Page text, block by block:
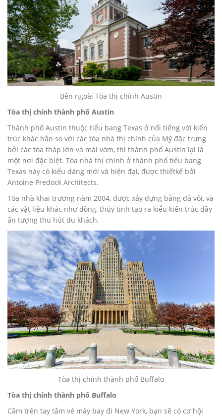
Bên ngoài Tòa thị chính Austin
Tòa thị chính thành phố Austin
Thành phố Austin thuộc tiểu bang Texas ở nổi tiếng với kiến
trúc khác hẳn so với các tòa nhà thị chính của Mỹ đặc trưng
bởi các tòa tháp lớn và mái vòm, thì thành phố Austin lại là
một nơi đặc biệt. Tòa nhà thị chính ở thành phố tiểu bang
Texas này có kiểu dáng mới và hiện đại, được thiếtkế bởi
Antoine Predock Architects.
Tòa nhà khai trương năm 2004, được xây dựng bằng đá vôi, và
các vật liệu khác như đồng, thủy tinh tạo ra kiểu kiến trúc đầy
ấn tượng thu hút du khách.
Tòa thị chính thành phố Buffalo
Tòa thị chính thành phố Buffalo
Cầm trên tay tấm vé máy bay đi New York, bạn sẽ có cơ hội